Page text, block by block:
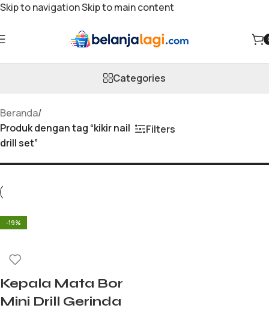
Skip to navigationSkip to main content
kikir nail drill set
Categories
Beranda/
Produk dengan tag “kikir nail
drill set”
Filters
-19%
Kepala Mata Bor
Mini Drill Gerinda